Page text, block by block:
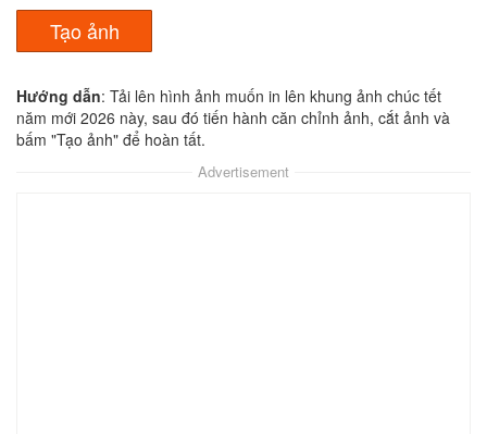
Hướng dẫn: Tải lên hình ảnh muốn in lên khung ảnh chúc tết
năm mới 2026 này, sau đó tiến hành căn chỉnh ảnh, cắt ảnh và
bấm "Tạo ảnh" để hoàn tất.
Advertisement